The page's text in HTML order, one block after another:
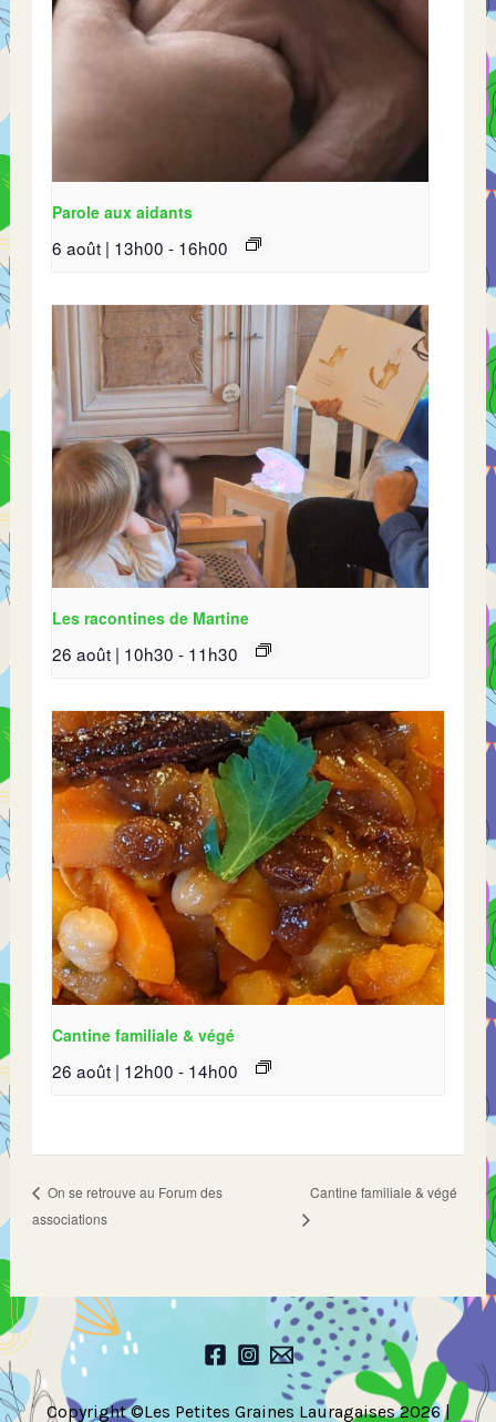
Parole aux aidants
6 août | 13h00 - 16h00
Les racontines de Martine
26 août | 10h30 - 11h30
Cantine familiale & végé
26 août | 12h00 - 14h00
On se retrouve au Forum des
associations
Cantine familiale & végé
Copyright ©Les Petites Graines Lauragaises 2026 |